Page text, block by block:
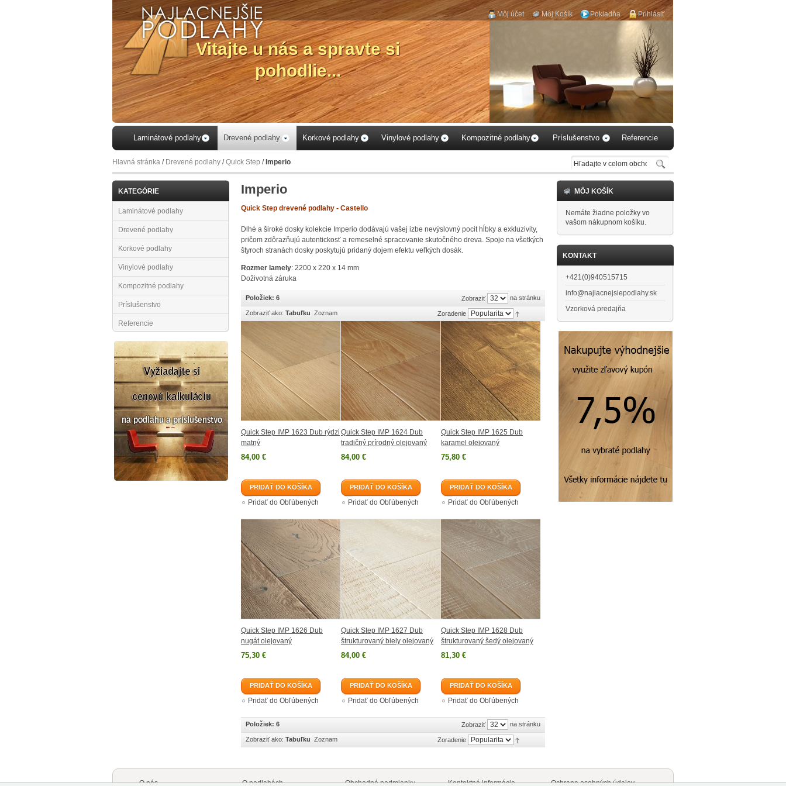
Môj účet Môj Košík Pokladňa Prihlásiť
Laminátové podlahy Drevené podlahy Korkové podlahy Vinylové podlahy Kompozitné podlahy Príslušenstvo Referencie
Hlavná stránka / Drevené podlahy /Quick Step / Imperio
KATEGÓRIE
Laminátové podlahy
Drevené podlahy
Korkové podlahy
Vinylové podlahy
Kompozitné podlahy
Príslušenstvo
Referencie
Imperio
Quick Step drevené podlahy - Castello
Dlhé a široké dosky kolekcie Imperio dodávajú vašej izbe nevýslovný pocit hĺbky a exkluzivity,
pričom zdôrazňujú autentickosť a remeselné spracovanie skutočného dreva. Spoje na všetkých
štyroch stranách dosky poskytujú pridaný dojem efektu veľkých dosák.
Rozmer lamely: 2200 x 220 x 14 mm
Doživotná záruka
Položiek: 6 Zobraziť na stránku
Zobraziť ako: Tabuľku Zoznam Zoradenie
Quick Step IMP 1623 Dub rýdzi
matný
84,00 €
PRIDAŤ DO KOŠÍKA
Pridať do Obľúbených
Quick Step IMP 1624 Dub
tradičný prírodný olejovaný
84,00 €
PRIDAŤ DO KOŠÍKA
Pridať do Obľúbených
Quick Step IMP 1625 Dub
karamel olejovaný
75,80 €
PRIDAŤ DO KOŠÍKA
Pridať do Obľúbených
Quick Step IMP 1626 Dub
nugát olejovaný
75,30 €
PRIDAŤ DO KOŠÍKA
Pridať do Obľúbených
Quick Step IMP 1627 Dub
štrukturovaný biely olejovaný
84,00 €
PRIDAŤ DO KOŠÍKA
Pridať do Obľúbených
Quick Step IMP 1628 Dub
štrukturovaný šedý olejovaný
81,30 €
PRIDAŤ DO KOŠÍKA
Pridať do Obľúbených
Položiek: 6 Zobraziť na stránku
Zobraziť ako: Tabuľku Zoznam Zoradenie
MÔJ KOŠÍK
Nemáte žiadne položky vo
vašom nákupnom košíku.
KONTAKT
+421(0)940515715
info@najlacnejsiepodlahy.sk
Vzorková predajňa
O nás O podlahách Obchodné podmienky Kontaktné informácie Ochrana osobných údajov
a spravte si
...vyberte si podlahu k
Vášmu obytnému
priestoru...